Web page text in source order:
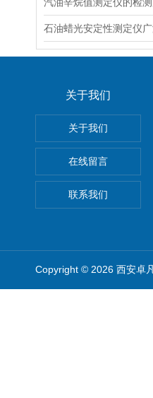
关于我们
关于我们
在线留言
联系我们
Copyright © 2026 西安卓